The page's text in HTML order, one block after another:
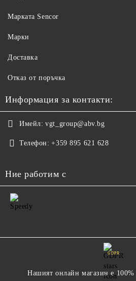
Maрката Sencor
Марки
Доставка
Отказ от поръчка
Информация за контакти:
Имейл: vgt_group@abv.bg
Телефон: +359 895 621 628
Ние работим с
GDPR
Нашият онлайн магазин е 100%